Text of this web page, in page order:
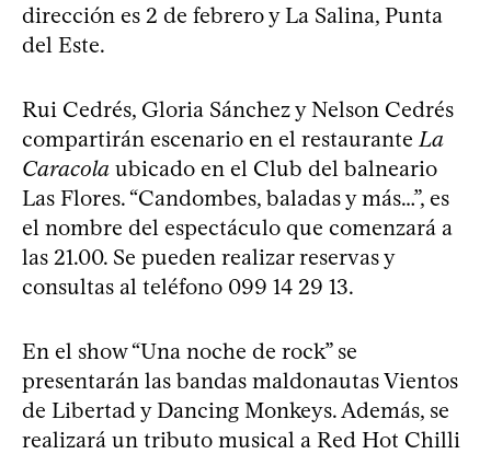
dirección es 2 de febrero y La Salina, Punta
del Este.
Rui Cedrés, Gloria Sánchez y Nelson Cedrés
compartirán escenario en el restaurante La
Caracola ubicado en el Club del balneario
Las Flores. “Candombes, baladas y más…”, es
el nombre del espectáculo que comenzará a
las 21.00. Se pueden realizar reservas y
consultas al teléfono 099 14 29 13.
En el show “Una noche de rock” se
presentarán las bandas maldonautas Vientos
de Libertad y Dancing Monkeys. Además, se
realizará un tributo musical a Red Hot Chilli